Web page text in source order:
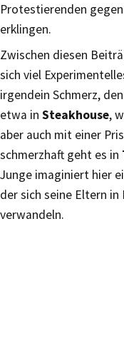
Protestierenden
erklingen.
Zwischen diesen
sich viel
irgendein Schmerz,
etwa in Steakhouse,
aber auch mit einer
schmerzhaft geht es in
Junge imaginiert hier
der sich seine Eltern in
verwandeln.